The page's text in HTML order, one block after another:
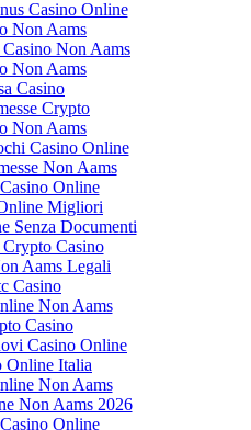
Casino Online
Non Aams
Non Aams
Non Aams
Casino
Crypto
Non Aams
Casino Online
Non Aams
Online
Migliori
Senza Documenti
Casino
Aams Legali
Casino
Non Aams
Casino
Casino Online
Online Italia
Non Aams
Non Aams 2026
Online